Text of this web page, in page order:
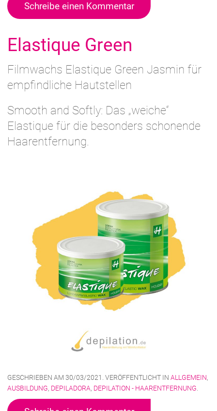
Schreibe einen Kommentar
Elastique Green
Filmwachs Elastique Green Jasmin für
empfindliche Hautstellen
Smooth and Softly: Das „weiche“
Elastique für die besonders schonende
Haarentfernung.
GESCHRIEBEN AM 30/03/2021 . VERÖFFENTLICHT IN ALLGEMEIN,
AUSBILDUNG, DEPILADORA, DEPILATION - HAARENTFERNUNG